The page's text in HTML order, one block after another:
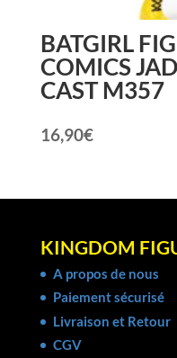
BATGIRL
COMICS
CAST M357
16,90€
KINGDOM
A propos de nous
Paiement sécurisé
Livraison et Retour
CGV